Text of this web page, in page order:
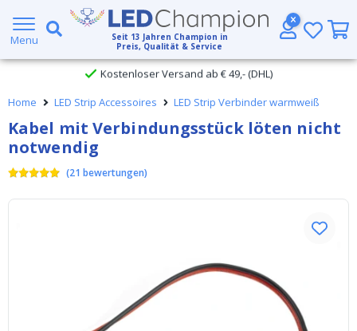
Menu Seit 13 Jahren Champion in
Preis, Qualität & Service
Großer Lagerbestand
Kostenloser Versand ab € 49,- (DHL)
Heute bestellt, am selben Tag verschickt
Home LED Strip Accessoires LED Strip Verbinder warmweiß
Kabel mit Verbindungsstück löten nicht
notwendig
(21 bewertungen)